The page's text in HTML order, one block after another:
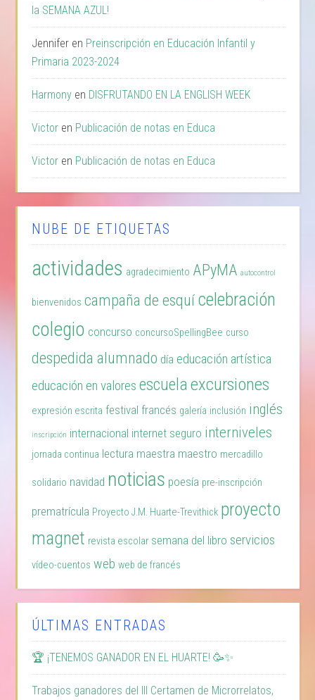
la SEMANA AZUL!
Jennifer en Preinscripción en Educación Infantil y
Primaria 2023-2024
Harmony en DISFRUTANDO EN LA ENGLISH WEEK
Victor en Publicación de notas en Educa
Victor en Publicación de notas en Educa
NUBE DE ETIQUETAS
actividades agradecimiento APyMA autocontrol
bienvenidos campaña de esquícelebración
colegio concurso concursoSpellingBee curso
despedida alumnado día educación artística
educación en valores escuelaexcursiones
expresión escrita festival francés galería inclusión inglés
inscripción internacional internet seguro interniveles
jornada continua lectura maestra maestro mercadillo
solidario navidad noticias poesía pre-inscripción
prematrícula Proyecto J.M. Huarte-Trevithick proyecto
magnet revista escolar semana del libro servicios
vídeo-cuentos web web de francés
ÚLTIMAS ENTRADAS
🏆 ¡TENEMOS GANADOR EN EL HUARTE! 🥳✨
Trabajos ganadores del III Certamen de Microrrelatos,